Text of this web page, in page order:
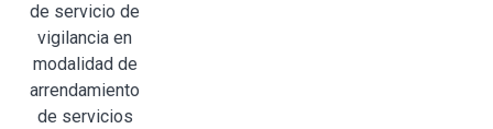
de servicio de
vigilancia en
modalidad de
arrendamiento
de servicios